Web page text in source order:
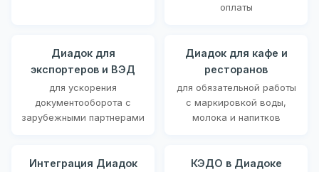
оплаты
Диадок для
экспортеров и ВЭД
для ускорения
документооборота с
зарубежными партнерами
Диадок для кафе и
ресторанов
для обязательной работы
с маркировкой воды,
молока и напитков
Интеграция Диадок
КЭДО в Диадоке